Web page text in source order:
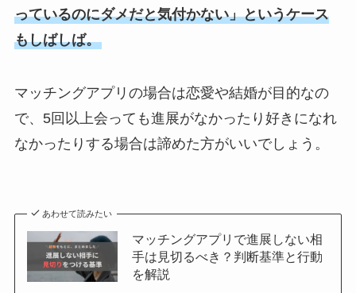
っているのにダメだと気付かない」というケース
もしばしば。
マッチングアプリの場合は恋愛や結婚が目的なの
で、5回以上会っても進展がなかったり好きになれ
なかったりする場合は諦めた方がいいでしょう。
あわせて読みたい
マッチングアプリで進展しない相
手は見切るべき？判断基準と行動
を解説